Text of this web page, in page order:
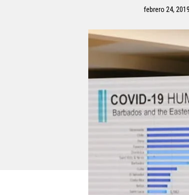
febrero 24, 2019